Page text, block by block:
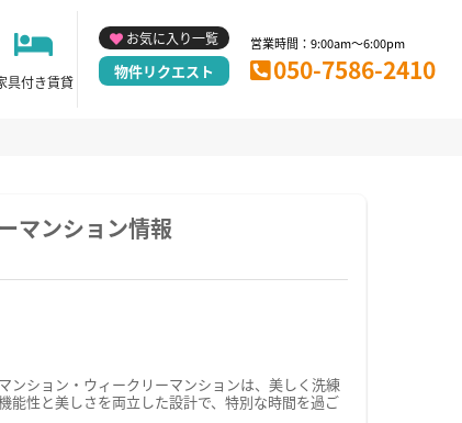
具付き賃貸
お気に入り一覧
物件リクエスト
営業時間：9:00am～6:00pm
050-7586-2410
マンション情報
ンション・ウィークリーマンションは、美しく洗練
能性と美しさを両立した設計で、特別な時間を過ご